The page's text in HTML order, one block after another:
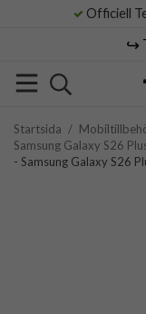
Officiell
↪️
Startsida /
Samsung Galaxy S26
- Samsung Galaxy S26